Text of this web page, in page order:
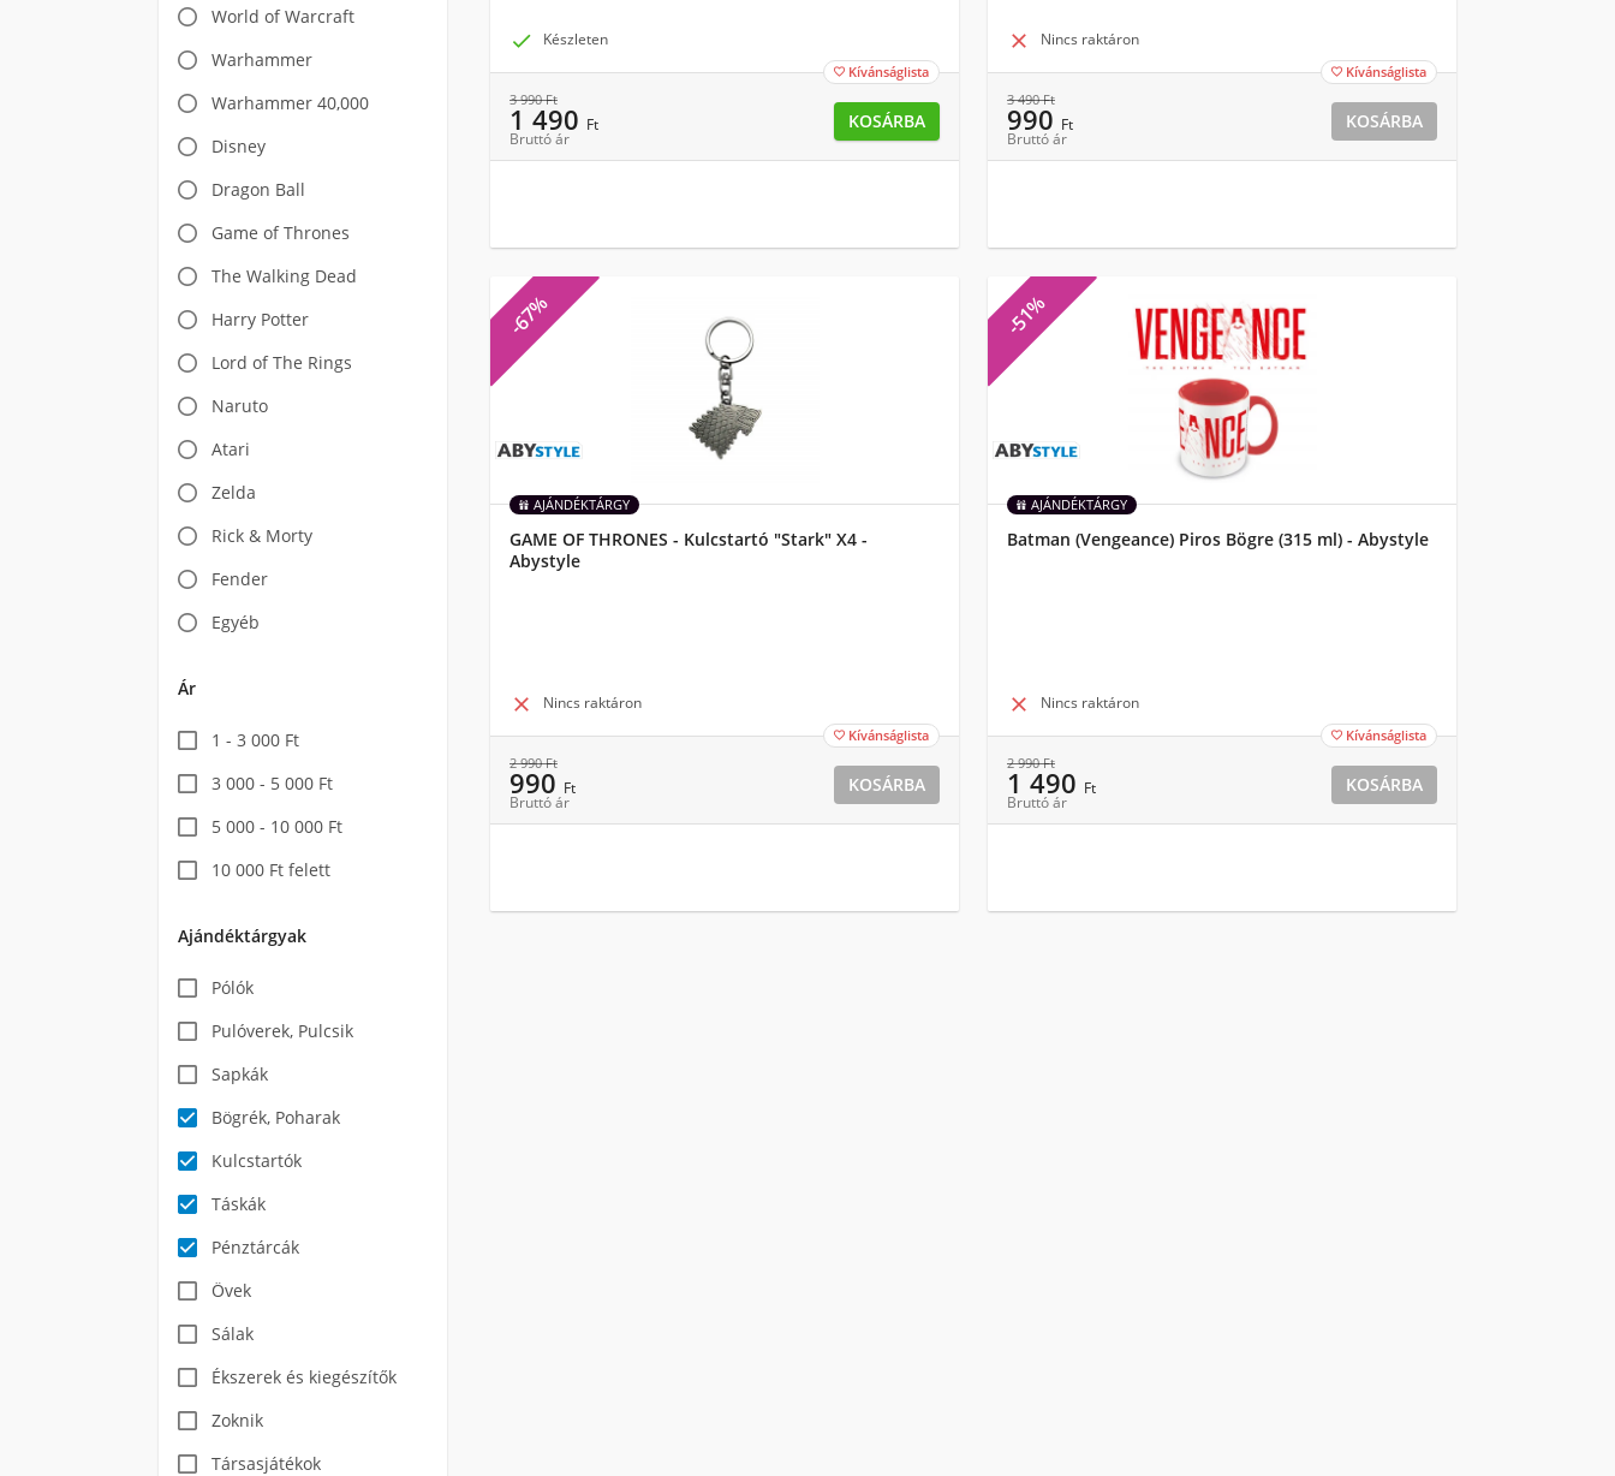
World of Warcraft
Warhammer
Warhammer 40,000
Disney
Dragon Ball
Game of Thrones
The Walking Dead
Harry Potter
Lord of The Rings
Naruto
Atari
Zelda
Rick & Morty
Fender
Egyéb
Ár
1 - 3 000 Ft
3 000 - 5 000 Ft
5 000 - 10 000 Ft
10 000 Ft felett
Ajándéktárgyak
Pólók
Pulóverek, Pulcsik
Sapkák
Bögrék, Poharak
Kulcstartók
Táskák
Pénztárcák
Övek
Sálak
Ékszerek és kiegészítők
Zoknik
Társasjátékok
 Készleten
 Kívánságlista
3 990Ft
1 490 Ft
Bruttó ár
KOSÁRBA
 Nincs raktáron
 Kívánságlista
3 490Ft
990 Ft
Bruttó ár
KOSÁRBA
-67%
AJÁNDÉKTÁRGY
GAME OF THRONES - Kulcstartó "Stark" X4 -
Abystyle
 Nincs raktáron
 Kívánságlista
2 990Ft
990 Ft
Bruttó ár
KOSÁRBA
-51%
AJÁNDÉKTÁRGY
Batman (Vengeance) Piros Bögre (315 ml) - Abystyle
 Nincs raktáron
 Kívánságlista
2 990Ft
1 490 Ft
Bruttó ár
KOSÁRBA